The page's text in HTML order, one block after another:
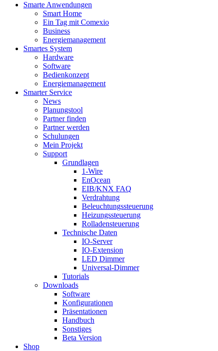
Smarte Anwendungen
Smart Home
Ein Tag mit Comexio
Business
Energiemanagement
Smartes System
Hardware
Software
Bedienkonzept
Energiemanagement
Smarter Service
News
Planungstool
Partner finden
Partner werden
Schulungen
Mein Projekt
Support
Grundlagen
1-Wire
EnOcean
EIB/KNX FAQ
Verdrahtung
Beleuchtungssteuerung
Heizungssteuerung
Rolladensteuerung
Technische Daten
IO-Server
IO-Extension
LED Dimmer
Universal-Dimmer
Tutorials
Downloads
Software
Konfigurationen
Präsentationen
Handbuch
Sonstiges
Beta Version
Shop